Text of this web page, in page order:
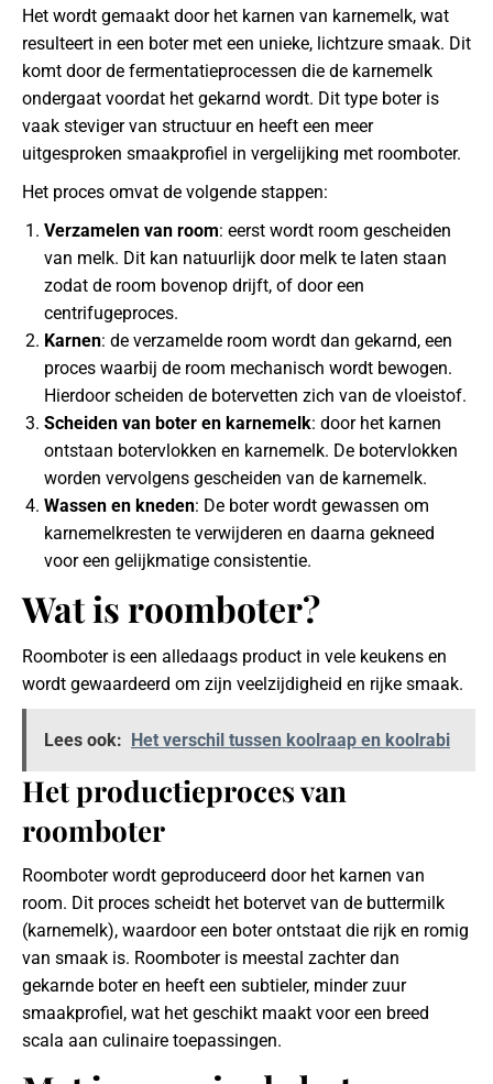
Het wordt gemaakt door het karnen van karnemelk, wat
resulteert in een boter met een unieke, lichtzure smaak. Dit
komt door de fermentatieprocessen die de karnemelk
ondergaat voordat het gekarnd wordt. Dit type boter is
vaak steviger van structuur en heeft een meer
uitgesproken smaakprofiel in vergelijking met roomboter.
Het proces omvat de volgende stappen:
Verzamelen van room: eerst wordt room gescheiden
van melk. Dit kan natuurlijk door melk te laten staan
zodat de room bovenop drijft, of door een
centrifugeproces.
Karnen: de verzamelde room wordt dan gekarnd, een
proces waarbij de room mechanisch wordt bewogen.
Hierdoor scheiden de botervetten zich van de vloeistof.
Scheiden van boter en karnemelk: door het karnen
ontstaan botervlokken en karnemelk. De botervlokken
worden vervolgens gescheiden van de karnemelk.
Wassen en kneden: De boter wordt gewassen om
karnemelkresten te verwijderen en daarna gekneed
voor een gelijkmatige consistentie.
Wat is roomboter?
Roomboter is een alledaags product in vele keukens en
wordt gewaardeerd om zijn veelzijdigheid en rijke smaak.
Lees ook: Het verschil tussen koolraap en koolrabi
Het productieproces van
roomboter
Roomboter wordt geproduceerd door het karnen van
room. Dit proces scheidt het botervet van de buttermilk
(karnemelk), waardoor een boter ontstaat die rijk en romig
van smaak is. Roomboter is meestal zachter dan
gekarnde boter en heeft een subtieler, minder zuur
smaakprofiel, wat het geschikt maakt voor een breed
scala aan culinaire toepassingen.